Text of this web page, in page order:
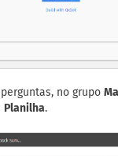
no grupo
Planilha.